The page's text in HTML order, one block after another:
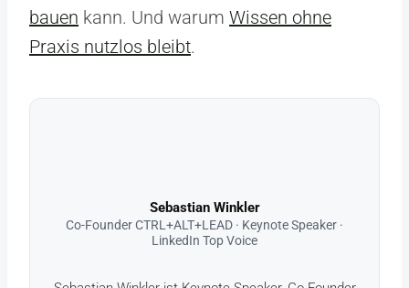
bauen kann. Und warum Wissen ohne
Praxis nutzlos bleibt.
Sebastian Winkler
Co-Founder CTRL+ALT+LEAD · Keynote Speaker ·
LinkedIn Top Voice